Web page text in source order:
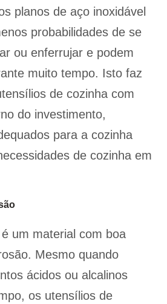
planos de aço inoxidável
probabilidades de se
ou enferrujar e podem
muito tempo. Isto faz
de cozinha com
do investimento,
para a cozinha
de cozinha em
um material com boa
Mesmo quando
ácidos ou alcalinos
os utensílios de